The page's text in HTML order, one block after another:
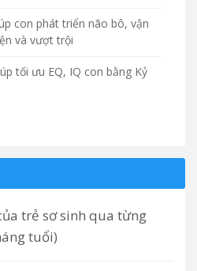
con phát triển não bô, vận
và vượt trội
tối ưu EQ, IQ con bằng Kỷ
trẻ sơ sinh qua từng
tuổi)